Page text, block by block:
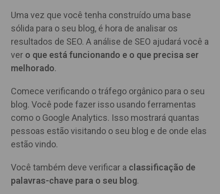
Uma vez que você tenha construído uma base
sólida para o seu blog, é hora de analisar os
resultados de SEO. A análise de SEO ajudará você a
ver o que está funcionando e o que precisa ser
melhorado.
Comece verificando o tráfego orgânico para o seu
blog. Você pode fazer isso usando ferramentas
como o Google Analytics. Isso mostrará quantas
pessoas estão visitando o seu blog e de onde elas
estão vindo.
Você também deve verificar a classificação de
palavras-chave para o seu blog.